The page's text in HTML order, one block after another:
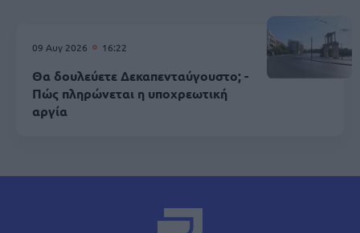
09 Αυγ 2026 16:22
Θα δουλεύετε Δεκαπενταύγουστο; -
Πώς πληρώνεται η υποχρεωτική
αργία